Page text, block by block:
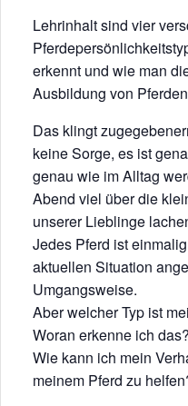
Lehrinhalt sind vier
erkennt und wie man
Ausbildung von
Das klingt
keine Sorge, es ist
genau wie im Alltag
Abend viel über die
unserer Lieblinge
Jedes Pferd ist
aktuellen Situation
Umgangsweise.
Aber welcher Typ ist
Woran erkenne ich das?
Wie kann ich mein
meinem Pferd zu